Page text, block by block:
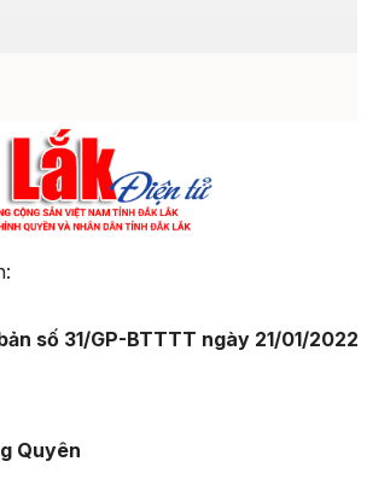
số 31/GP-BTTTT ngày 21/01/2022
Quyên